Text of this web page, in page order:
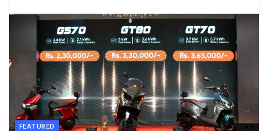
FEATURED